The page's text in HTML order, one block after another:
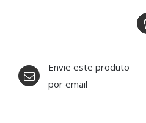
Envie este produto
por email